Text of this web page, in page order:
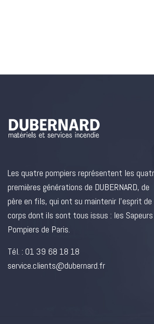
Les quatre pompiers représentent les
premières générations de DUBERNARD, de
père en fils, qui ont su maintenir l’esprit de
corps dont ils sont tous issus : les Sapeurs
Pompiers de Paris.
Tél. : 01 39 68 18 18
service.clients@dubernard.fr